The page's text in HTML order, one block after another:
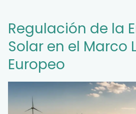
Regulación de la
Solar en el Marco
Europeo